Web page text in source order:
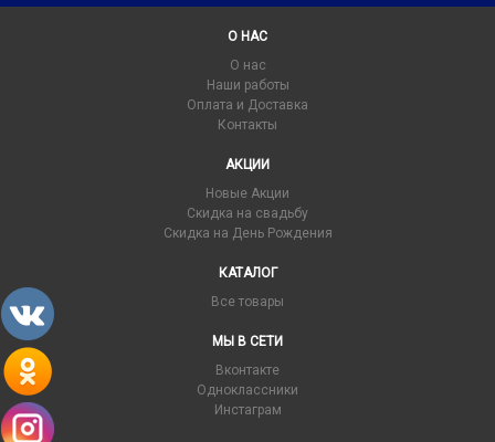
О НАС
О нас
Наши работы
Оплата и Доставка
Контакты
АКЦИИ
Новые Акции
Скидка на свадьбу
Скидка на День Рождения
КАТАЛОГ
Все товары
МЫ В СЕТИ
Вконтакте
Одноклассники
Инстаграм